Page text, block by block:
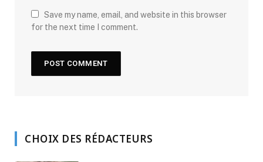
Save my name, email, and website in this browser
for the next time I comment.
CHOIX DES RÉDACTEURS